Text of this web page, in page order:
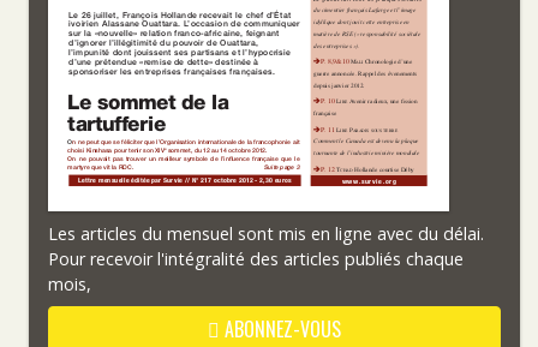
Les articles du mensuel sont mis en ligne avec du délai.
Pour recevoir l'intégralité des articles publiés chaque
mois,
ABONNEZ-VOUS